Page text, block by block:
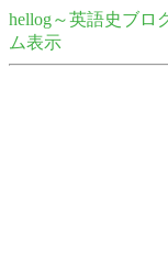
hellog～英語史ブロ
ム表示